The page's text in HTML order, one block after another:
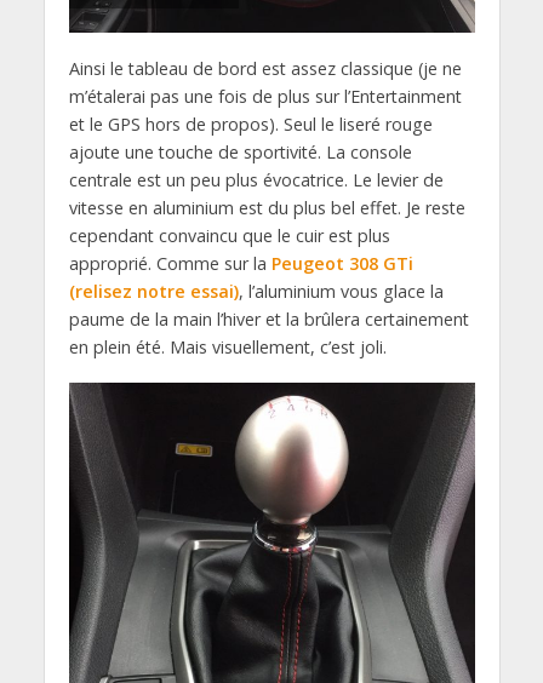
Ainsi le tableau de bord est assez classique (je ne
m’étalerai pas une fois de plus sur l’Entertainment
et le GPS hors de propos). Seul le liseré rouge
ajoute une touche de sportivité. La console
centrale est un peu plus évocatrice. Le levier de
vitesse en aluminium est du plus bel effet. Je reste
cependant convaincu que le cuir est plus
approprié. Comme sur la Peugeot 308 GTi
(relisez notre essai), l’aluminium vous glace la
paume de la main l’hiver et la brûlera certainement
en plein été. Mais visuellement, c’est joli.